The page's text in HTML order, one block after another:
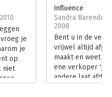
effectiviteit
je
je
op
niet
Influence
Sandra
2008
Bent u in de
vrijwel altijd
maakt en weet
ene verkoper 'ja'
andere laat